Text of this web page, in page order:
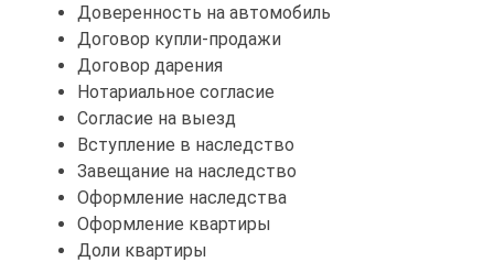
Доверенность на автомобиль
Договор купли-продажи
Договор дарения
Нотариальное согласие
Согласие на выезд
Вступление в наследство
Завещание на наследство
Оформление наследства
Оформление квартиры
Доли квартиры